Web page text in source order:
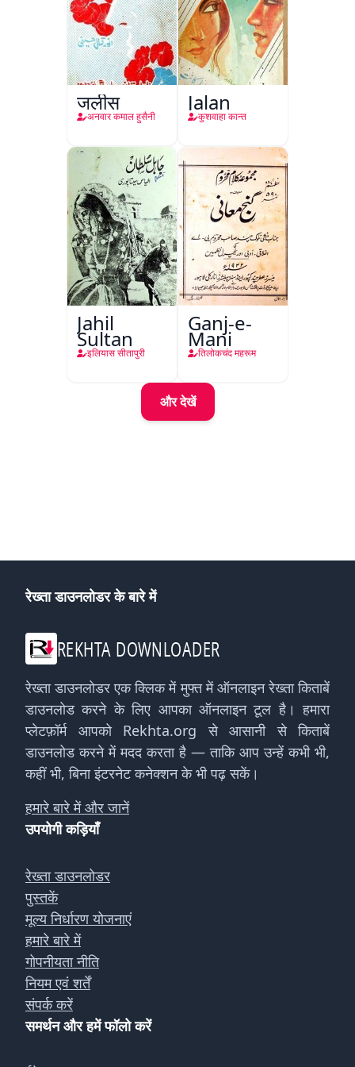
जलीस
अनवार कमाल हुसैनी
Jalan
कुशवाहा कान्त
Jahil
Sultan
इलियास सीतापुरी
Ganj-e-
Mani
तिलोकचंद महरूम
और देखें
रेख्ता डाउनलोडर के बारे में
REKHTA DOWNLOADER
रेख्ता डाउनलोडर एक क्लिक में मुफ्त में ऑनलाइन रेख्ता किताबें
डाउनलोड करने के लिए आपका ऑनलाइन टूल है। हमारा
प्लेटफ़ॉर्म आपको Rekhta.org से आसानी से किताबें
डाउनलोड करने में मदद करता है — ताकि आप उन्हें कभी भी,
कहीं भी, बिना इंटरनेट कनेक्शन के भी पढ़ सकें।
हमारे बारे में और जानें
उपयोगी कड़ियाँ
रेख्ता डाउनलोडर
पुस्तकें
मूल्य निर्धारण योजनाएं
हमारे बारे में
गोपनीयता नीति
नियम एवं शर्तें
संपर्क करें
समर्थन और हमें फॉलो करें